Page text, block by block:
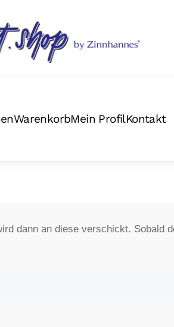
WarenkorbMein ProfilKontakt
dann an diese verschickt. Sobald